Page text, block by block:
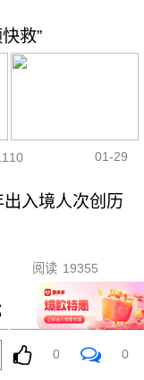
救”
01-29
入境人次创历
阅读 19355
0 0